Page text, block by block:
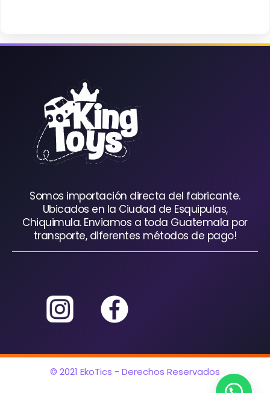
Somos importación directa del fabricante.
Ubicados en la Ciudad de Esquipulas,
Chiquimula. Enviamos a toda Guatemala por
transporte, diferentes métodos de pago!
© 2021 EkoTics - Derechos Reservados